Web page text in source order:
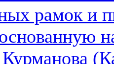
рамок и